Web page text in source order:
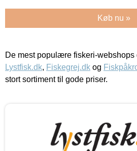
Køb nu »
De mest populære fiskeri-webshops
Lystfisk.dk, Fiskegrej.dk og
stort sortiment til gode priser.